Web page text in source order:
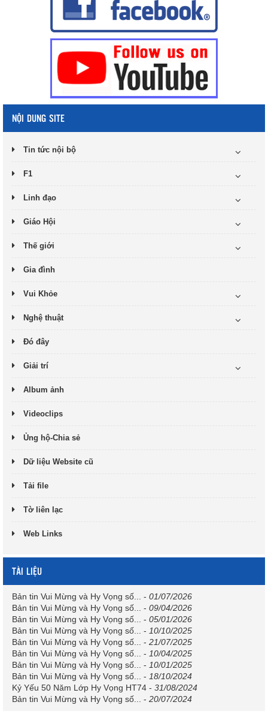
NỘI DUNG SITE
Tin tức nội bộ
F1
Linh đạo
Giáo Hội
Thế giới
Gia đình
Vui Khỏe
Nghệ thuật
Đó đây
Giải trí
Album ảnh
Videoclips
Ủng hộ-Chia sẻ
Dữ liệu Website cũ
Tải file
Tờ liên lạc
Web Links
TÀI LIỆU
Bản tin Vui Mừng và Hy Vọng số... - 01/07/2026
Bản tin Vui Mừng và Hy Vọng số... - 09/04/2026
Bản tin Vui Mừng và Hy Vọng số... - 05/01/2026
Bản tin Vui Mừng và Hy Vọng số... - 10/10/2025
Bản tin Vui Mừng và Hy Vọng số... - 21/07/2025
Bản tin Vui Mừng và Hy Vọng số... - 10/04/2025
Bản tin Vui Mừng và Hy Vọng số... - 10/01/2025
Bản tin Vui Mừng và Hy Vọng số... - 18/10/2024
Kỷ Yếu 50 Năm Lớp Hy Vọng HT74 - 31/08/2024
Bản tin Vui Mừng và Hy Vọng số... - 20/07/2024